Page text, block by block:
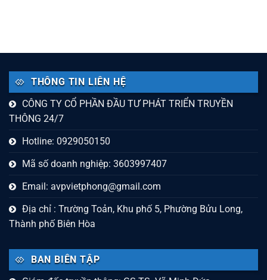
THÔNG TIN LIÊN HỆ
CÔNG TY CỔ PHẦN ĐẦU TƯ PHÁT TRIỂN TRUYỀN
THÔNG 24/7
Hotline: 0929050150
Mã số doanh nghiệp: 3603997407
Email: avpvietphong@gmail.com
Địa chỉ : Trường Toản, Khu phố 5, Phường Bửu Long,
Thành phố Biên Hòa
BAN BIÊN TẬP